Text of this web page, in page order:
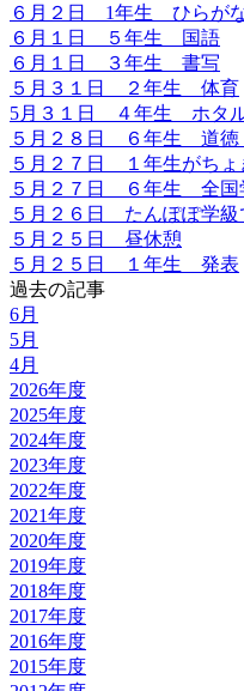
６月２日 1年生 ひらが
６月１日 ５年生 国語
６月１日 ３年生 書写
５月３１日 ２年生 体育
5月３１日 ４年生 ホタ
５月２８日 ６年生 道徳
５月２７日 １年生がちょ
５月２７日 ６年生 全国
５月２６日 たんぽぽ学級
５月２５日 昼休憩
５月２５日 １年生 発表
過去の記事
6月
5月
4月
2026年度
2025年度
2024年度
2023年度
2022年度
2021年度
2020年度
2019年度
2018年度
2017年度
2016年度
2015年度